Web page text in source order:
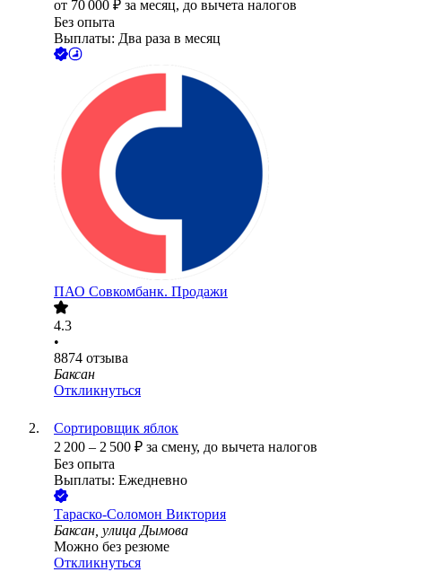
от 70 000 ₽ за месяц, до вычета налогов
Без опыта
Выплаты: Два раза в месяц
ПАО Совкомбанк. Продажи
4.3
•
8874 отзыва
Баксан
Откликнуться
Сортировщик яблок
2 200 – 2 500 ₽ за смену, до вычета налогов
Без опыта
Выплаты: Ежедневно
Тараско-Соломон Виктория
Баксан, улица Дымова
Можно без резюме
Откликнуться